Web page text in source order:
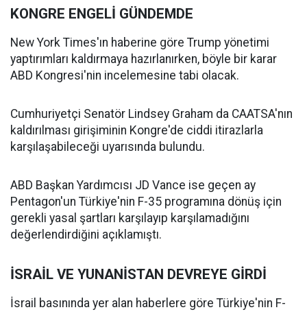
KONGRE ENGELİ GÜNDEMDE
New York Times'ın haberine göre Trump yönetimi
yaptırımları kaldırmaya hazırlanırken, böyle bir karar
ABD Kongresi'nin incelemesine tabi olacak.
Cumhuriyetçi Senatör Lindsey Graham da CAATSA'nın
kaldırılması girişiminin Kongre'de ciddi itirazlarla
karşılaşabileceği uyarısında bulundu.
ABD Başkan Yardımcısı JD Vance ise geçen ay
Pentagon'un Türkiye'nin F-35 programına dönüş için
gerekli yasal şartları karşılayıp karşılamadığını
değerlendirdiğini açıklamıştı.
İSRAİL VE YUNANİSTAN DEVREYE GİRDİ
İsrail basınında yer alan haberlere göre Türkiye'nin F-